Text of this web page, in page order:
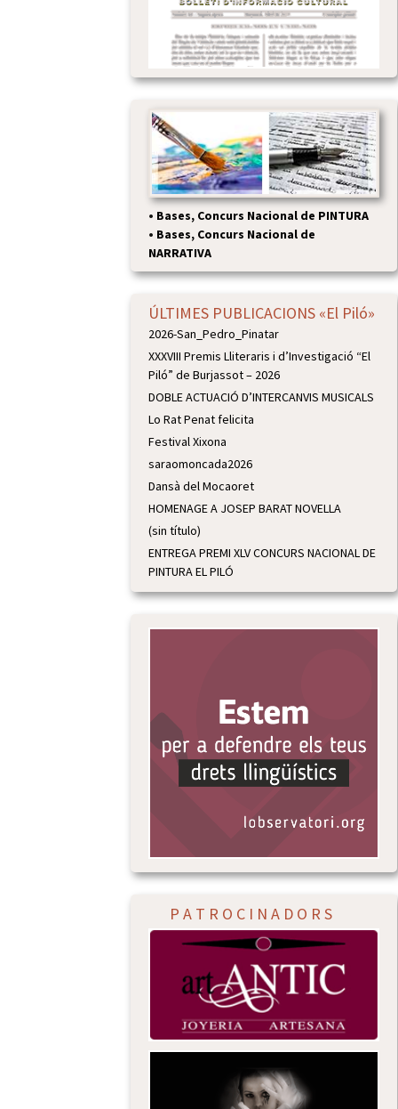
• Bases, Concurs Nacional de PINTURA
• Bases, Concurs Nacional de
NARRATIVA
ÚLTIMES PUBLICACIONS «El Piló»
2026-San_Pedro_Pinatar
XXXVIII Premis Lliteraris i d’Investigació “El
Piló” de Burjassot – 2026
DOBLE ACTUACIÓ D’INTERCANVIS MUSICALS
Lo Rat Penat felicita
Festival Xixona
saraomoncada2026
Dansà del Mocaoret
HOMENAGE A JOSEP BARAT NOVELLA
(sin título)
ENTREGA PREMI XLV CONCURS NACIONAL DE
PINTURA EL PILÓ
P A T R O C I N A D O R S